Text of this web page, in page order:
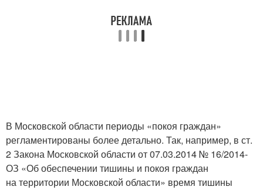
В Московской области периоды «покоя граждан»
регламентированы более детально. Так, например, в ст.
2 Закона Московской области от 07.03.2014 № 16/2014-
ОЗ «Об обеспечении тишины и покоя граждан
на территории Московской области» время тишины